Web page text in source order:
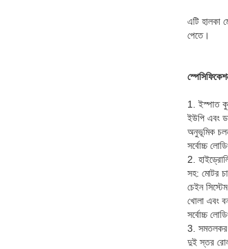
এটি হালকা
পেতে।
1. ইস্পাত
ইউপি এবং
অনুভূমিক
সর্বোচ্চ
2.
সহ: মোটর
চেইন
খোলা এবং
সর্বোচ্চ
3.
দুই স্তর